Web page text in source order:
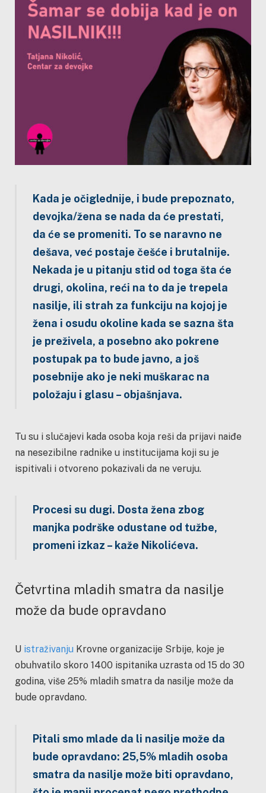
Kada je očiglednije, i bude prepoznato,
devojka/žena se nada da će prestati,
da će se promeniti. To se naravno ne
dešava, već postaje češće i brutalnije.
Nekada je u pitanju stid od toga šta će
drugi, okolina, reći na to da je trepela
nasilje, ili strah za funkciju na kojoj je
žena i osudu okoline kada se sazna šta
je preživela, a posebno ako pokrene
postupak pa to bude javno, a još
posebnije ako je neki muškarac na
položaju i glasu – objašnjava.
Tu su i slučajevi kada osoba koja reši da prijavi naiđe
na nesezibilne radnike u institucijama koji su je
ispitivali i otvoreno pokazivali da ne veruju.
Procesi su dugi. Dosta žena zbog
manjka podrške odustane od tužbe,
promeni izkaz – kaže Nikolićeva.
Četvrtina mladih smatra da nasilje
može da bude opravdano
U istraživanju Krovne organizacije Srbije, koje je
obuhvatilo skoro 1400 ispitanika uzrasta od 15 do 30
godina, više 25% mladih smatra da nasilje može da
bude opravdano.
Pitali smo mlade da li nasilje može da
bude opravdano: 25,5% mladih osoba
smatra da nasilje može biti opravdano,